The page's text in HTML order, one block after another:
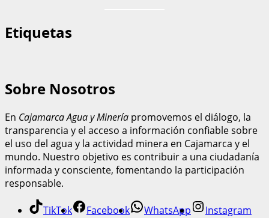
Etiquetas
Sobre Nosotros
En Cajamarca Agua y Minería promovemos el diálogo, la
transparencia y el acceso a información confiable sobre
el uso del agua y la actividad minera en Cajamarca y el
mundo. Nuestro objetivo es contribuir a una ciudadanía
informada y consciente, fomentando la participación
responsable.
TikTok Facebook WhatsApp Instagram